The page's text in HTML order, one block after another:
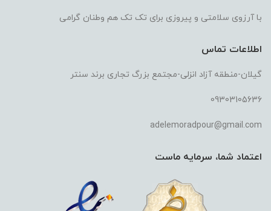
با آرزوی سلامتی و پیروزی برای تک تک هم وطنان گرامی
اطلاعات تماس
گیلان-منطقه آزاد انزلی-مجتمع بزرگ تجاری برند سنتر
09303105636
adelemoradpour@gmail.com
اعتماد شما، سرمایه ماست